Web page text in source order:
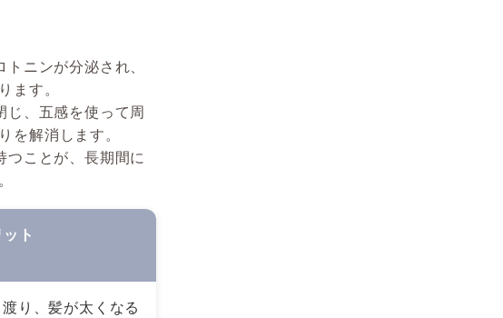
ニンが分泌され、
ます。
じ、五感を使って周
を解消します。
ことが、長期間に
ト
り、髪が太くなる